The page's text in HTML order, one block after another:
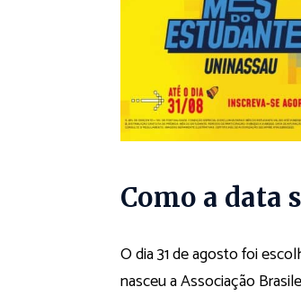
Como a data
O dia 31 de agosto foi
nasceu a Associação